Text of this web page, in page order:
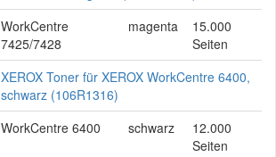
WorkCentre
7425/7428
magenta
15.000
Seiten
XEROX Toner für XEROX WorkCentre 6400,
schwarz (106R1316)
WorkCentre 6400
schwarz
12.000
Seiten